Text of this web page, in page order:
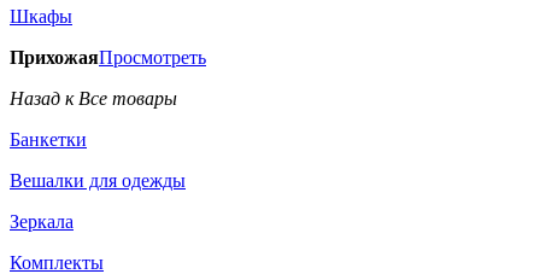
Шкафы
ПрихожаяПросмотреть
Назад к Все товары
Банкетки
Вешалки для одежды
Зеркала
Комплекты